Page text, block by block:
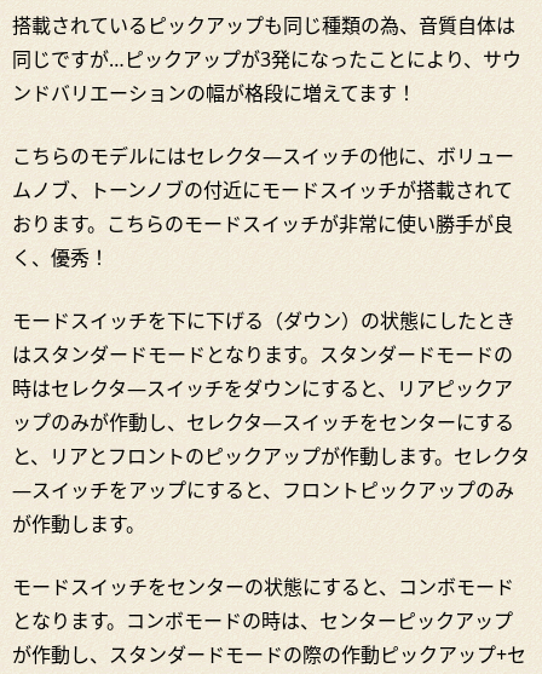
搭載されているピックアップも同じ種類の為、音質自体は
同じですが…ピックアップが3発になったことにより、サウ
ンドバリエーションの幅が格段に増えてます！
こちらのモデルにはセレクタ―スイッチの他に、ボリュー
ムノブ、トーンノブの付近にモードスイッチが搭載されて
おります。こちらのモードスイッチが非常に使い勝手が良
く、優秀！
モードスイッチを下に下げる（ダウン）の状態にしたとき
はスタンダードモードとなります。スタンダードモードの
時はセレクタ―スイッチをダウンにすると、リアピックア
ップのみが作動し、セレクタ―スイッチをセンターにする
と、リアとフロントのピックアップが作動します。セレクタ
―スイッチをアップにすると、フロントピックアップのみ
が作動します。
モードスイッチをセンターの状態にすると、コンボモード
となります。コンボモードの時は、センターピックアップ
が作動し、スタンダードモードの際の作動ピックアップ+セ